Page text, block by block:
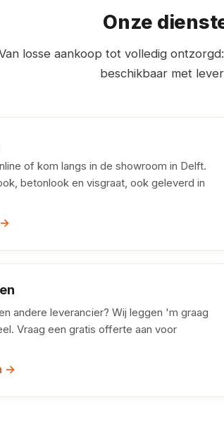
Onze
losse aankoop tot volledig
beschikbaar met
of kom langs in de showroom in Delft.
betonlook en visgraat, ook geleverd in
andere leverancier? Wij leggen 'm graag
Vraag een gratis offerte aan voor
→